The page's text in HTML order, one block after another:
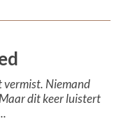
vermist. Niemand
dit keer luistert